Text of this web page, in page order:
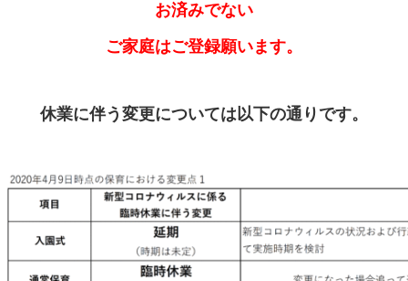
お済みでない
ご家庭はご登録願います。
休業に伴う変更については以下の通りです。